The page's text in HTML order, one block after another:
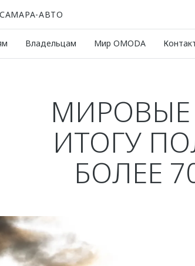
САМАРА-АВТО
Владельцам Мир OMODA
МИРОВЫЕ
ИТОГУ
БОЛЕЕ